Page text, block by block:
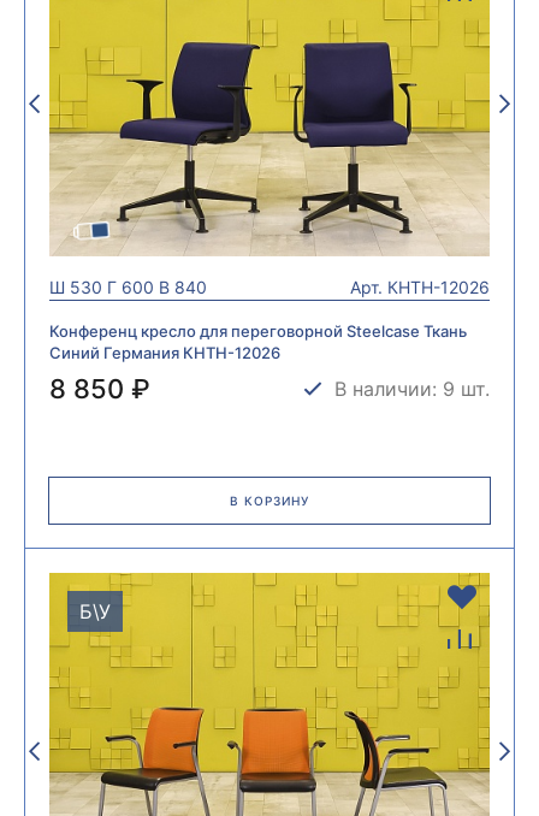
Ш 530 Г 600 В 840 Арт. КНТН-12026
Конференц кресло для переговорной Steelcase Ткань
Синий Германия КНТН-12026
8 850 ₽ В наличии: 9 шт.
В КОРЗИНУ
Б\У